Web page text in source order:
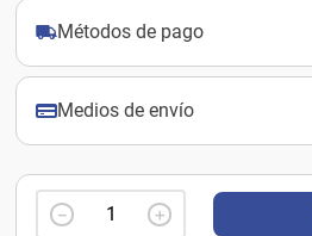
Métodos de pago
Medios de envío
＋
－